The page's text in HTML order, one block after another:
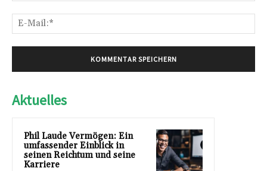
Aktuelles
Phil Laude Vermögen: Ein
umfassender Einblick in
seinen Reichtum und seine
Karriere